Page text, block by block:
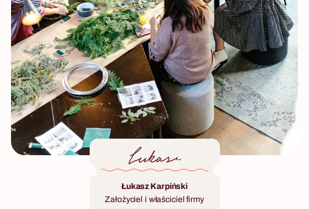
Łukasz Karpiński
Założyciel i właściciel firmy